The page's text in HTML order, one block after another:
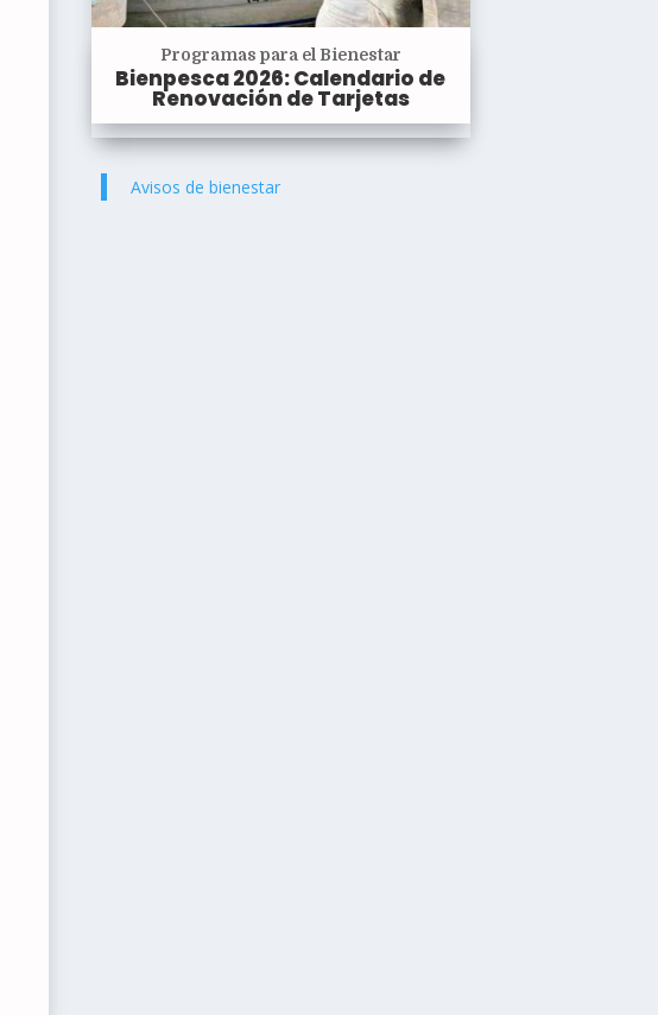
Programas para el Bienestar
Bienpesca 2026: Calendario de
Renovación de Tarjetas
Avisos de bienestar